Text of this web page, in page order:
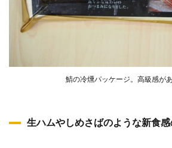
鯖の冷燻パッケージ。高級感が
生ハムやしめさばのような新食